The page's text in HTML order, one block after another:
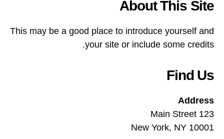
About This Site
This may be a good place to introduce yourself and
your site or include some credits.
Find Us
Address
123 Main Street
New York, NY 10001